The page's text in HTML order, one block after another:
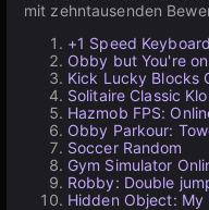
mit zehntausenden
+1 Speed
Obby but You're
Kick Lucky Blocks
Solitaire Classic
Hazmob FPS:
Obby Parkour:
Soccer Random
Gym Simulator
Robby: Double
Hidden Object: My